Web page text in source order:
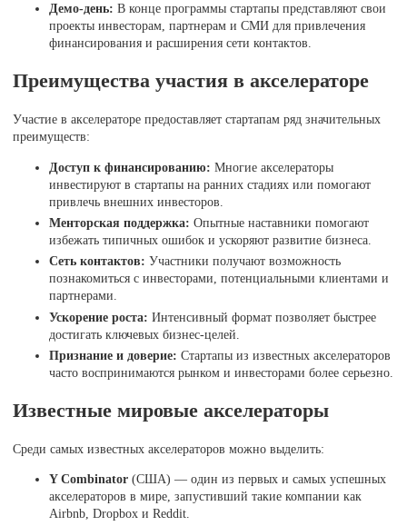
Демо-день: В конце программы стартапы представляют свои
проекты инвесторам, партнерам и СМИ для привлечения
финансирования и расширения сети контактов.
Преимущества участия в акселераторе
Участие в акселераторе предоставляет стартапам ряд значительных
преимуществ:
Доступ к финансированию: Многие акселераторы
инвестируют в стартапы на ранних стадиях или помогают
привлечь внешних инвесторов.
Менторская поддержка: Опытные наставники помогают
избежать типичных ошибок и ускоряют развитие бизнеса.
Сеть контактов: Участники получают возможность
познакомиться с инвесторами, потенциальными клиентами и
партнерами.
Ускорение роста: Интенсивный формат позволяет быстрее
достигать ключевых бизнес-целей.
Признание и доверие: Стартапы из известных акселераторов
часто воспринимаются рынком и инвесторами более серьезно.
Известные мировые акселераторы
Среди самых известных акселераторов можно выделить:
Y Combinator (США) — один из первых и самых успешных
акселераторов в мире, запустивший такие компании как
Airbnb, Dropbox и Reddit.